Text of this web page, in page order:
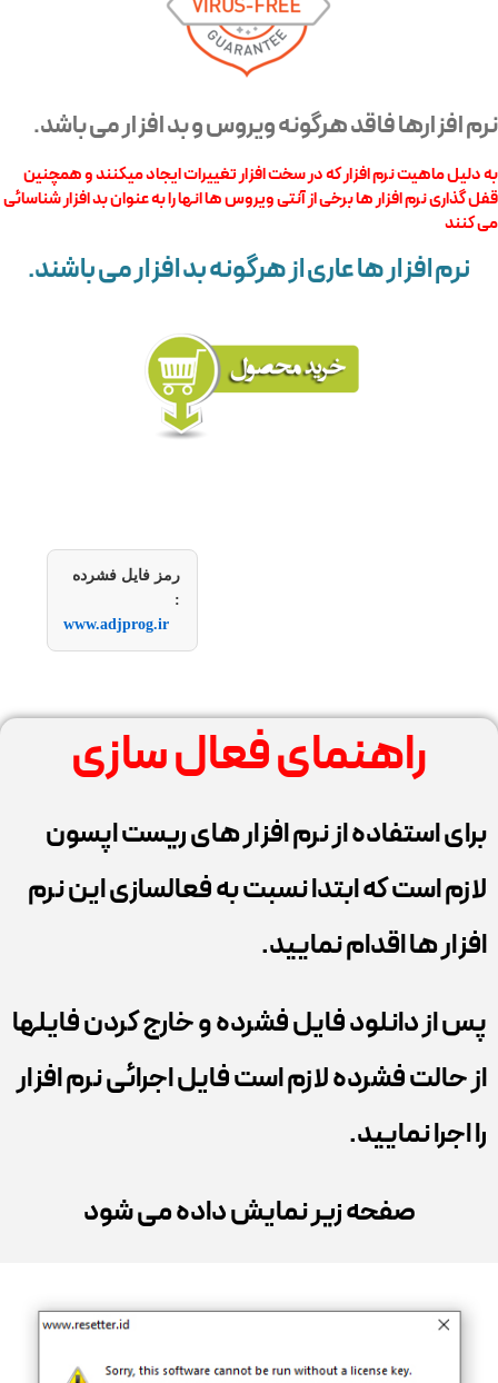
نرم افزارها فاقد هرگونه ویروس و بد افزار می باشد.
به دلیل ماهیت نرم افزار که در سخت افزار تغییرات ایجاد میکنند و همچنین
قفل گذاری نرم افزار ها برخی از آنتی ویروس ها انها را به عنوان بد افزار شناسائی
می کنند
نرم افزار ها عاری از هرگونه بد افزار می باشند.
رمز فایل فشرده
:
www.adjprog.ir
راهنمای فعال سازی
برای استفاده از نرم افزار های ریست اپسون
لازم است که ابتدا نسبت به فعالسازی این نرم
افزار ها اقدام نمایید.
پس از دانلود فایل فشرده و خارج کردن فایلها
از حالت فشرده لازم است فایل اجرائی نرم افزار
را اجرا نمایید.
صفحه زیر نمایش داده می شود